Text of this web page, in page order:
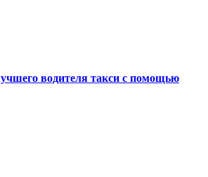
водителя такси с помощью